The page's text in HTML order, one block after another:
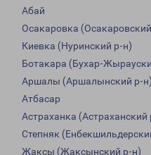
Абай
Осакаровка
Киевка (Нуринский р-н)
Ботакара (Бухар-
Аршалы (Аршалынский р-н)
Атбасар
Астраханка (Астраханский
Степняк
Жаксы (Жаксынский р-н)